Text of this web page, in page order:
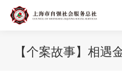
【个案故事】相遇